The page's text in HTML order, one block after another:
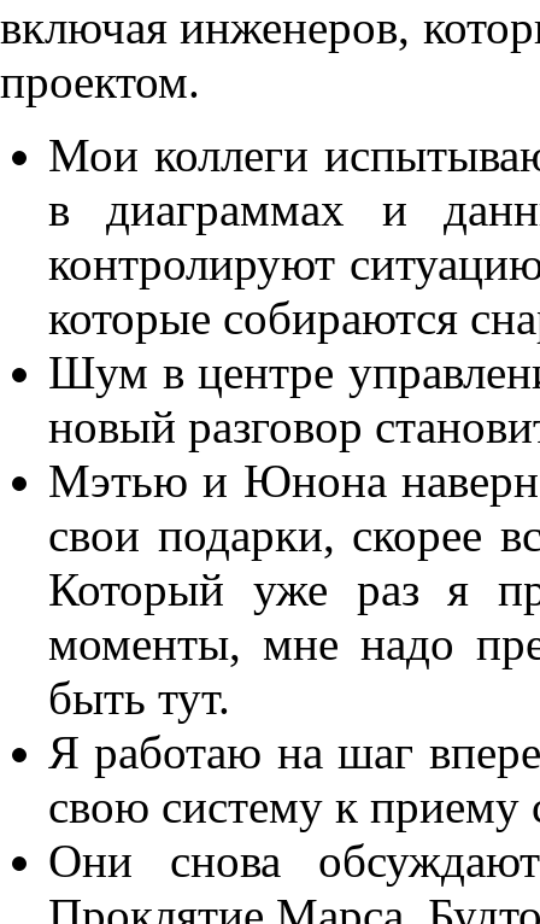
включая инженеров,
проектом.
Мои коллеги
в диаграммах и
контролируют
которые собираются
Шум в центре
новый разговор
Мэтью и Юнона
свои подарки, скорее
Который уже раз я
моменты, мне надо
быть тут.
Я работаю на шаг
свою систему к приему
Они снова обсуждают